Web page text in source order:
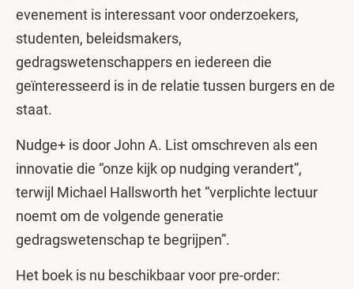
evenement is interessant voor onderzoekers,
studenten, beleidsmakers,
gedragswetenschappers en iedereen die
geïnteresseerd is in de relatie tussen burgers en de
staat.
Nudge+ is door John A. List omschreven als een
innovatie die “onze kijk op nudging verandert”,
terwijl Michael Hallsworth het “verplichte lectuur
noemt om de volgende generatie
gedragswetenschap te begrijpen”.
Het boek is nu beschikbaar voor pre-order: